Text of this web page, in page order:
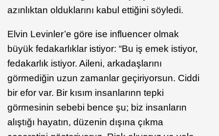
azınlıktan olduklarını kabul ettiğini söyledi.
Elvin Levinler’e göre ise influencer olmak
büyük fedakarlıklar istiyor: “Bu iş emek istiyor,
fedakarlık istiyor. Aileni, arkadaşlarını
görmediğin uzun zamanlar geçiriyorsun. Ciddi
bir efor var. Bir kısım insanlarınn tepki
görmesinin sebebi bence şu; biz insanların
alıştığı hayatın, düzenin dışına çıkma